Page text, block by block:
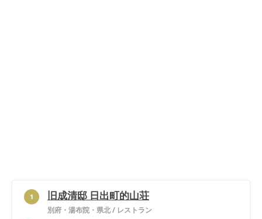
1
別府・湯布院・県北/ レストラン
旧成清邸 日出町的山荘